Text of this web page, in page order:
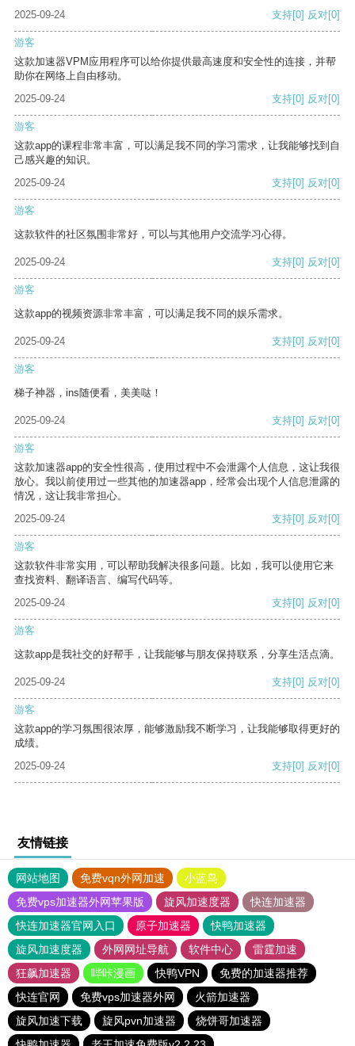
2025-09-24
支持[0] 反对[0]
游客
这款加速器VPM应用程序可以给你提供最高速度和安全性的连接，并帮
助你在网络上自由移动。
2025-09-24
支持[0] 反对[0]
游客
这款app的课程非常丰富，可以满足我不同的学习需求，让我能够找到自
己感兴趣的知识。
2025-09-24
支持[0] 反对[0]
游客
这款软件的社区氛围非常好，可以与其他用户交流学习心得。
2025-09-24 支持[0] 反对[0]
游客
这款app的视频资源非常丰富，可以满足我不同的娱乐需求。
2025-09-24 支持[0] 反对[0]
游客
梯子神器，ins随便看，美美哒！
2025-09-24 支持[0] 反对[0]
游客
这款加速器app的安全性很高，使用过程中不会泄露个人信息，这让我很
放心。我以前使用过一些其他的加速器app，经常会出现个人信息泄露的
情况，这让我非常担心。
2025-09-24
支持[0] 反对[0]
游客
这款软件非常实用，可以帮助我解决很多问题。比如，我可以使用它来
查找资料、翻译语言、编写代码等。
2025-09-24
支持[0] 反对[0]
游客
这款app是我社交的好帮手，让我能够与朋友保持联系，分享生活点滴。
2025-09-24 支持[0] 反对[0]
游客
这款app的学习氛围很浓厚，能够激励我不断学习，让我能够取得更好的
成绩。
2025-09-24
支持[0] 反对[0]
友情链接
网站地图 免费vqn外网加速
小蓝鸟
免费vps加速器外网苹果版
旋风加速度器
快连加速器
快连加速器官网入口
原子加速器
快鸭加速器
旋风加速度器
外网网址导航 软件中心
雷霆加速
狂飙加速器
哔咔漫画 快鸭VPN
免费的加速器推荐
快连官网
免费vps加速器外网
火箭加速器
旋风加速下载
旋风pvn加速器
烧饼哥加速器